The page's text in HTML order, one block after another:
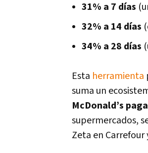
31% a 7 días
32% a 14 días
34% a 28 días
Esta herramienta
suma un
McDonald’s
supermercados,
Zeta en Carrefour